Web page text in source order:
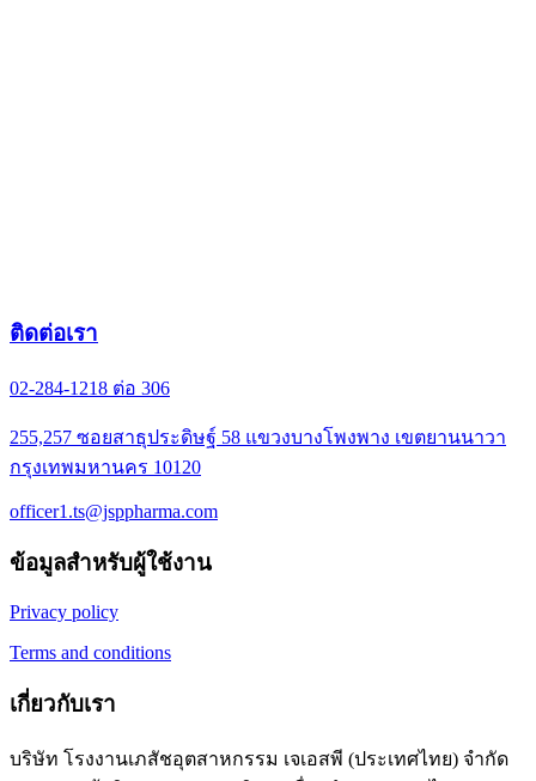
ติดต่อเรา
02-284-1218 ต่อ 306
255,257 ซอยสาธุประดิษฐ์ 58 แขวงบางโพงพาง เขตยานนาวา
กรุงเทพมหานคร 10120
officer1.ts@jsppharma.com
ข้อมูลสำหรับผู้ใช้งาน
Privacy policy
Terms and conditions
เกี่ยวกับเรา
บริษัท โรงงานเภสัชอุตสาหกรรม เจเอสพี (ประเทศไทย) จำกัด